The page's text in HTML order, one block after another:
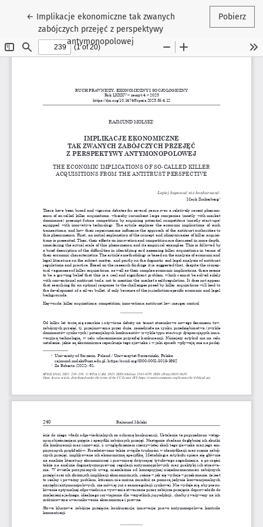
← Wróć do szczegółów artykułu
Implikacje ekonomiczne tak zwanych
zabójczych przejęć z perspektywy
antymonopolowej
Pobierz